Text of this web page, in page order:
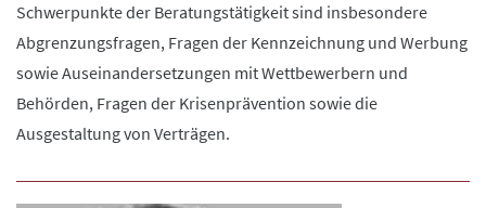
Schwerpunkte der Beratungstätigkeit sind insbesondere
Abgrenzungsfragen, Fragen der Kennzeichnung und Werbung
sowie Auseinandersetzungen mit Wettbewerbern und
Behörden, Fragen der Krisenprävention sowie die
Ausgestaltung von Verträgen.